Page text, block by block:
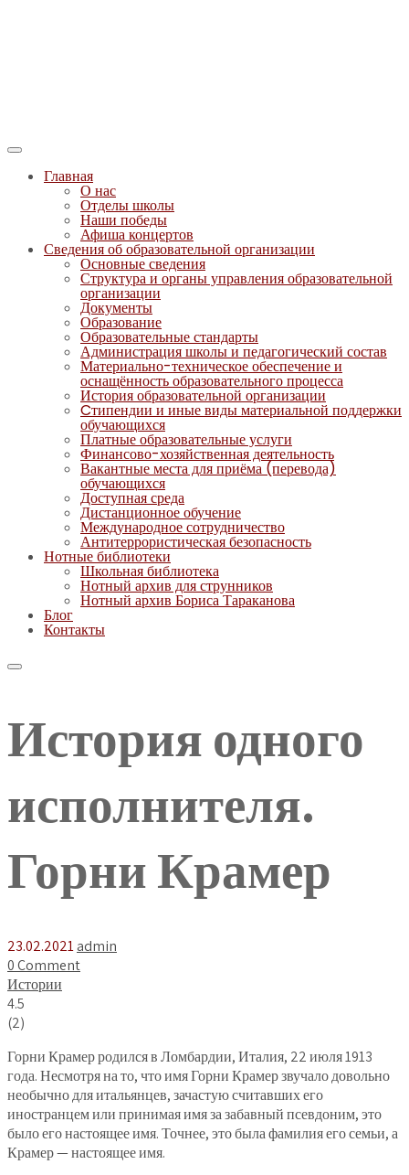
Главная
О нас
Отделы школы
Наши победы
Афиша концертов
Сведения об образовательной организации
Основные сведения
Структура и органы управления образовательной
организации
Документы
Образование
Образовательные стандарты
Администрация школы и педагогический состав
Материально-техническое обеспечение и
оснащённость образовательного процесса
История образовательной организации
Cтипендии и иные виды материальной поддержки
обучающихся
Платные образовательные услуги
Финансово-хозяйственная деятельность
Вакантные места для приёма (перевода)
обучающихся
Доступная среда
Дистанционное обучение
Международное сотрудничество
Антитеррористическая безопасность
Нотные библиотеки
Школьная библиотека
Нотный архив для струнников
Нотный архив Бориса Тараканова
Блог
Контакты
История одного
исполнителя.
Горни Крамер
23.02.2021admin
0 Comment
Истории
4.5
(2)
Горни Крамер родился в Ломбардии, Италия, 22 июля 1913
года. Несмотря на то, что имя Горни Крамер звучало довольно
необычно для итальянцев, зачастую считавших его
иностранцем или принимая имя за забавный псевдоним, это
было его настоящее имя. Точнее, это была фамилия его семьи, а
Крамер — настоящее имя.